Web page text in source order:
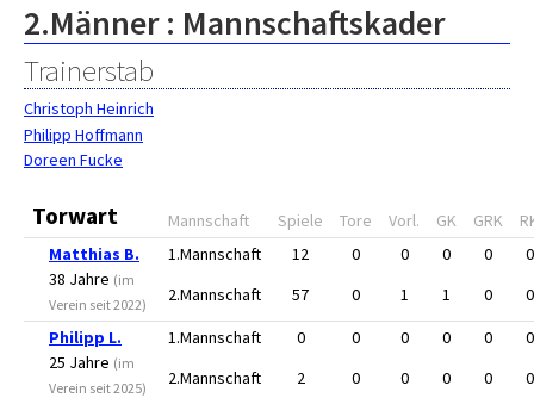
2.Männer : Mannschaftskader
Trainerstab
Christoph Heinrich
Philipp Hoffmann
Doreen Fucke
Torwart Mannschaft Spiele Tore Vorl. GK GRK
Matthias B.
38 Jahre (im
Verein seit 2022)
1.Mannschaft 12 0 0 0 0
0
2.Mannschaft
57 0 1 1 0
0
Philipp L.
25 Jahre (im
Verein seit 2025)
1.Mannschaft 0 0 0 0 0
0
2.Mannschaft
2 0 0 0 0 0